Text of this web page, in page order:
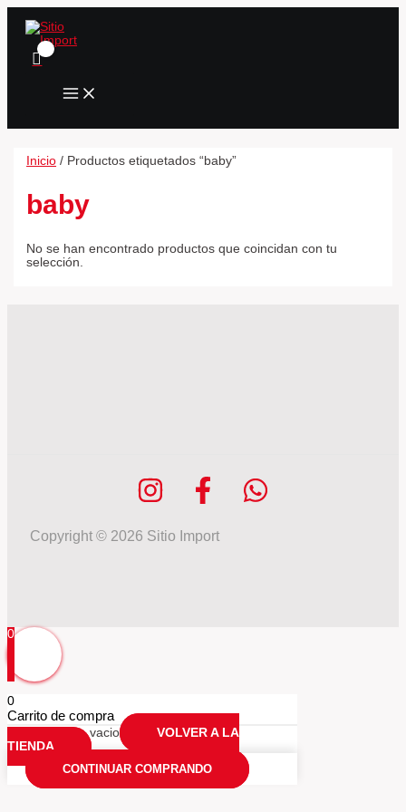
Ir
contenido
MAIN
Inicio / Productos etiquetados “baby”
baby
No se han encontrado productos que coincidan con tu
selección.
Copyright © 2026 Sitio Import
0
0
Carrito de compra
Tu carrio esta vacio
VOLVER A LA
TIENDA
CONTINUAR COMPRANDO